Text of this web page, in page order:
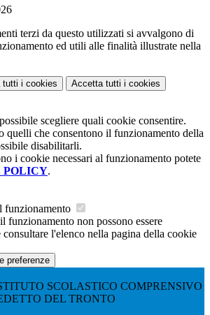
terzi da questo utilizzati si avvalgono di
ed utili alle finalità illustrate nella
tutti i cookies Accetta tutti i cookies
scegliere quali cookie consentire.
quelli che consentono il funzionamento della
disabilitarli.
i cookie necessari al funzionamento potete
POLICY.
funzionamento
funzionamento non possono essere
l'elenco nella pagina della cookie
preferenze
SCOLASTICO COMPRENSIVO
DEL TRONTO